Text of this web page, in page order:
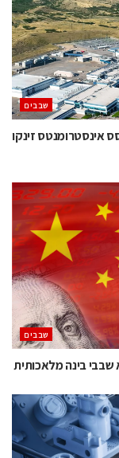
‫שבבים‬
אינסטרומנטס זינקו
‫שבבים‬
בינה מלאכותית